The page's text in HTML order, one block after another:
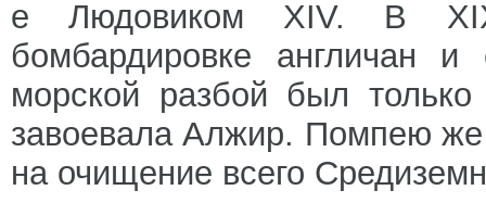
e Людовиком XIV. В XIX
бомбардировке англичан и
морской разбой был
завоевала Алжир. Помпею же
на очищение всего